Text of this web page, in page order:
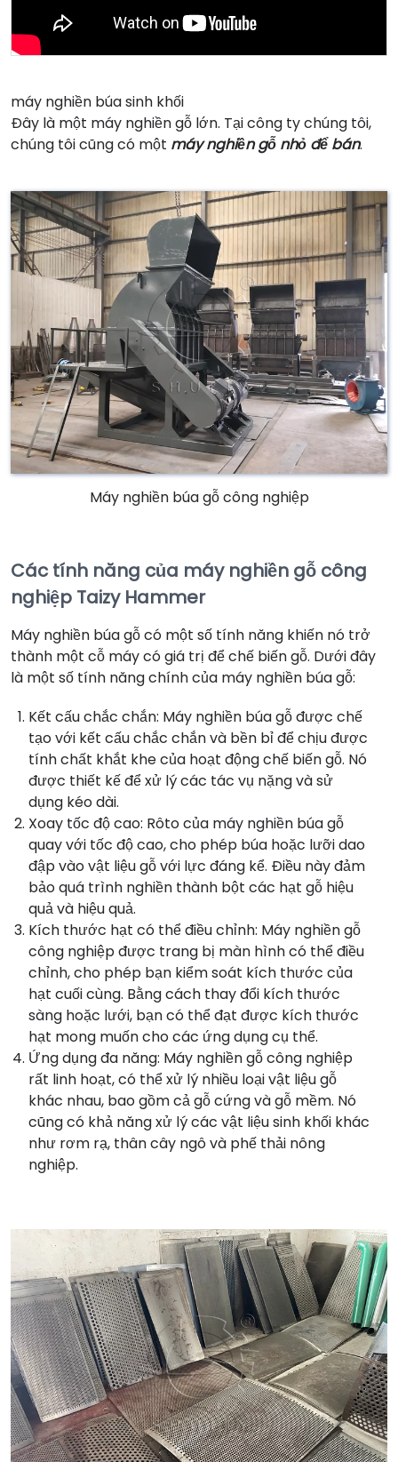
máy nghiền búa sinh khối
Đây là một máy nghiền gỗ lớn. Tại công ty chúng tôi,
chúng tôi cũng có một máy nghiền gỗ nhỏ để bán.
Máy nghiền búa gỗ công nghiệp
Các tính năng của máy nghiền gỗ công
nghiệp Taizy Hammer
Máy nghiền búa gỗ có một số tính năng khiến nó trở
thành một cỗ máy có giá trị để chế biến gỗ. Dưới đây
là một số tính năng chính của máy nghiền búa gỗ:
Kết cấu chắc chắn: Máy nghiền búa gỗ được chế
tạo với kết cấu chắc chắn và bền bỉ để chịu được
tính chất khắt khe của hoạt động chế biến gỗ. Nó
được thiết kế để xử lý các tác vụ nặng và sử
dụng kéo dài.
Xoay tốc độ cao: Rôto của máy nghiền búa gỗ
quay với tốc độ cao, cho phép búa hoặc lưỡi dao
đập vào vật liệu gỗ với lực đáng kể. Điều này đảm
bảo quá trình nghiền thành bột các hạt gỗ hiệu
quả và hiệu quả.
Kích thước hạt có thể điều chỉnh: Máy nghiền gỗ
công nghiệp được trang bị màn hình có thể điều
chỉnh, cho phép bạn kiểm soát kích thước của
hạt cuối cùng. Bằng cách thay đổi kích thước
sàng hoặc lưới, bạn có thể đạt được kích thước
hạt mong muốn cho các ứng dụng cụ thể.
Ứng dụng đa năng: Máy nghiền gỗ công nghiệp
rất linh hoạt, có thể xử lý nhiều loại vật liệu gỗ
khác nhau, bao gồm cả gỗ cứng và gỗ mềm. Nó
cũng có khả năng xử lý các vật liệu sinh khối khác
như rơm rạ, thân cây ngô và phế thải nông
nghiệp.